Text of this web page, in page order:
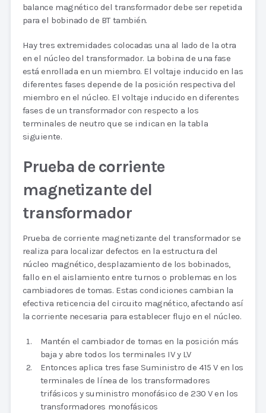
balance magnético del transformador debe ser repetida
para el bobinado de BT también.
Hay tres extremidades colocadas una al lado de la otra
en el núcleo del transformador. La bobina de una fase
está enrollada en un miembro. El voltaje inducido en las
diferentes fases depende de la posición respectiva del
miembro en el núcleo. El voltaje inducido en diferentes
fases de un transformador con respecto a los
terminales de neutro que se indican en la tabla
siguiente.
Prueba de corriente
magnetizante del
transformador
Prueba de corriente magnetizante del transformador se
realiza para localizar defectos en la estructura del
núcleo magnético, desplazamiento de los bobinados,
fallo en el aislamiento entre turnos o problemas en los
cambiadores de tomas. Estas condiciones cambian la
efectiva reticencia del circuito magnético, afectando así
la corriente necesaria para establecer flujo en el núcleo.
Mantén el cambiador de tomas en la posición más
baja y abre todos los terminales IV y LV
Entonces aplica tres fase Suministro de 415 V en los
terminales de línea de los transformadores
trifásicos y suministro monofásico de 230 V en los
transformadores monofásicos